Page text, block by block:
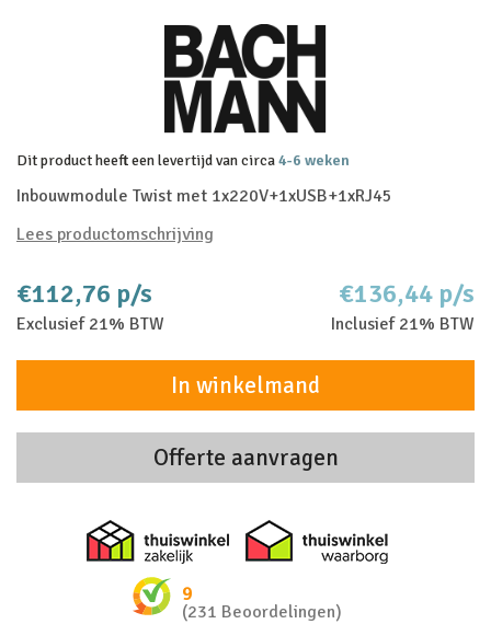
Dit product heeft een levertijd van circa4-6 weken
Inbouwmodule Twist met 1x220V+1xUSB+1xRJ45
Lees productomschrijving
€112,76 p/s
Exclusief 21% BTW
€136,44 p/s
Inclusief 21% BTW
In winkelmand
Offerte aanvragen
Thuiswinkel zakelijk
9
(231 Beoordelingen)